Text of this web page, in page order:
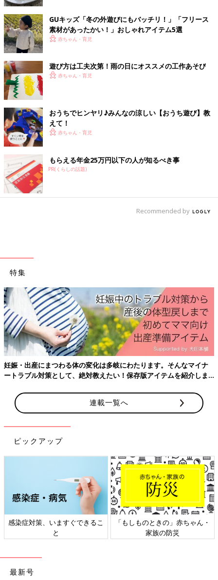
作った氷で遊んでみよう！
出来た氷は、感触を確かめたり、溶ける様子を見たりしてももち
ろんいいのですが、他にもいろんな遊び方があります。気分に合
わせて楽しみましょう！
宝物を取り出してみよう（①②）
「氷の中に閉じ込められたものを取り出すにはどうしたらい
い？」という声かけをしてみて。考えながら試行錯誤して楽しむ
遊びです。手を伸ばしても取れない「宝物」に、割ってみたり、
お湯や水をかけてみたり…子どもと一緒なら、面白い方法がたく
さん見つかります。いろんな方法を考えることは、子どもの問題
解決能力を成長させます。
※周囲に危険のないように、広いところで保護者の監督のもとで
小さめの氷を作ったら、表面に塩を振って、釣ってみましょう。
氷の上に糸を置いて、塩を振りかけます。10秒経ったら糸を持っ
る、この現象。子どもの「なんで？どうして？」という知的好奇
心を刺激しますよ！
色水氷でお絵かきをしよう（③）
GUキッズ「冬の外遊びにもバッチリ！」「フリース
素材があったかい！」おしゃれアイテム5選
赤ちゃん・育児
遊び方は工夫次第！雨の日にオススメの工作あそび
赤ちゃん・育児
おうちでヒンヤリ♪みんなの涼しい【おうち遊び】教
えて！
赤ちゃん・育児
もらえる年金25万円以下の人が知るべき事
PR(くらしの話題)
Recommended by
特集
妊娠・出産にまつわる体の変化は多岐にわたります。そんなマイナ
ートラブル対策として、絶対教えたい！保存版アイテムを紹介しま
連載一覧へ
ピックアップ
感染症対策、いますぐできるこ
と
「もしものときの」赤ちゃん・
家族の防災
最新号